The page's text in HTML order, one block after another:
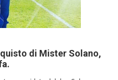
di Mister Solano,